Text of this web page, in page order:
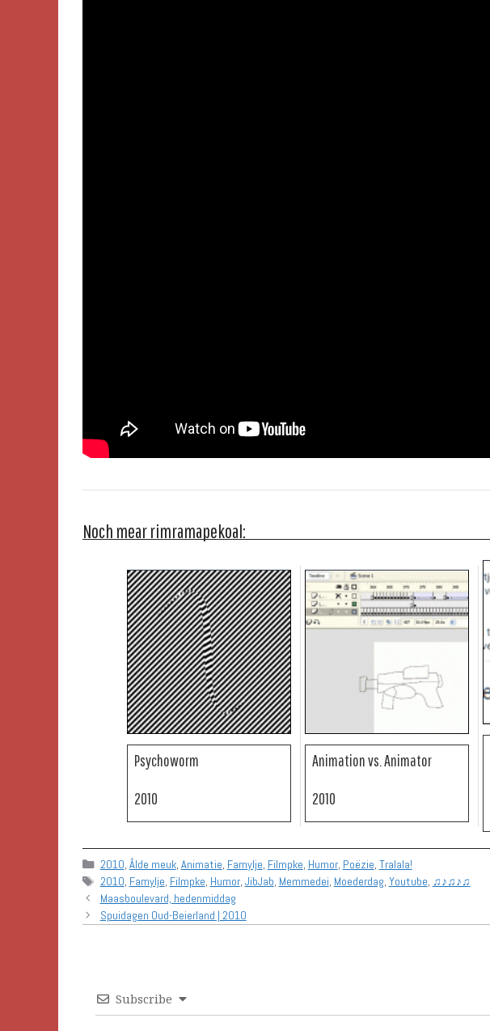
Noch mear rimramapekoal:
Psychoworm
2010
Animation vs. Animator
2010
Categories
2010, Âlde meuk, Animatie, Famylje, Filmpke, Humor, Poëzie, Tralala!
Tags
2010, Famylje, Filmpke, Humor, JibJab, Memmedei, Moederdag, Youtube, ♫♪♫♪♫
Maasboulevard, hedenmiddag
Spuidagen Oud-Beierland | 2010
Subscribe